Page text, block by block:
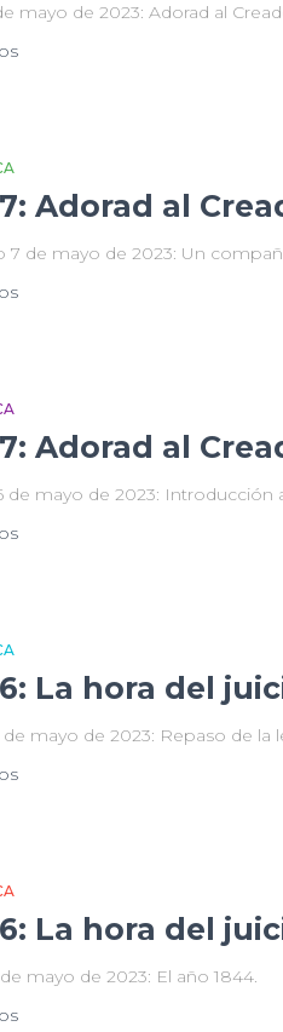
mayo de 2023: Adorad al
Adorad al
7 de mayo de 2023: Un
Adorad al
de mayo de 2023: Introducción
La hora del
de mayo de 2023: Repaso de la
La hora del
mayo de 2023: El año 1844.